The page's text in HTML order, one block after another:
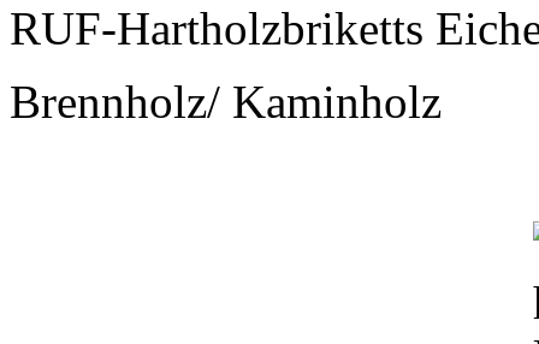
RUF-Hartholzbriketts
Brennholz/ Kaminholz